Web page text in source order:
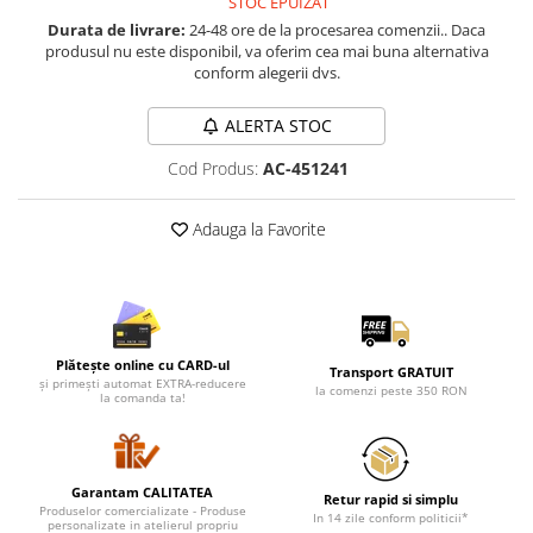
Cadouri Cuplu
Pijamale de CRACIUN
Halate si capoate
Halate si pijamale Family
Seturi elegante femei
Umbrele
Pijamale BIG SIZE femei
Cadouri ocazii speciale
Tricouri de craciun
Durata de livrare: 24-48 ore de la procesarea comenzii.. Daca
produsul nu este disponibil, va oferim cea mai buna alternativa
conform alegerii dvs.
ALERTA STOC
Cod Produs: AC-451241
Adauga la Favorite
Plătește online cu CARD-ul
și primești automat EXTRA-reducere
la comanda ta!
Transport GRATUIT
la comenzi peste 350 RON
Garantam CALITATEA
Produselor comercializate - Produse
personalizate in atelierul propriu
Retur rapid si simplu
In 14 zile conform politicii*